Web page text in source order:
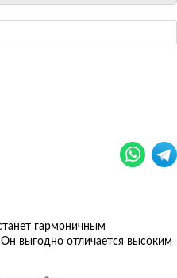
гармоничным
выгодно отличается высоким